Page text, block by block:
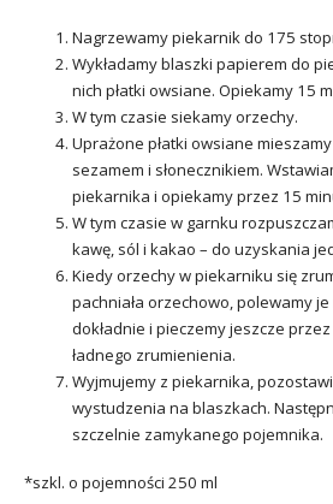
Nagrzewamy piekarnik do 175
Wykładamy blaszki papierem do
nich płatki owsiane. Opiekamy 15
W tym czasie siekamy orzechy.
Uprażone płatki owsiane
sezamem i słonecznikiem.
piekarnika i opiekamy przez 15
W tym czasie w garnku
kawę, sól i kakao – do uzyskania
Kiedy orzechy w piekarniku się
pachniała orzechowo, polewamy je
dokładnie i pieczemy jeszcze
ładnego zrumienienia.
Wyjmujemy z piekarnika,
wystudzenia na blaszkach.
szczelnie zamykanego pojemnika.
*szkl. o pojemności 250 ml